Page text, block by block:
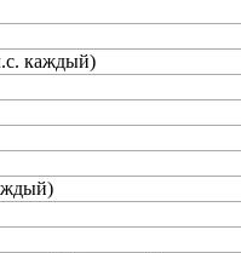
каждый)